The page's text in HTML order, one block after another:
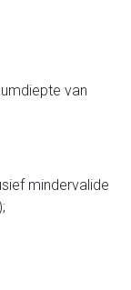
van
mindervalide